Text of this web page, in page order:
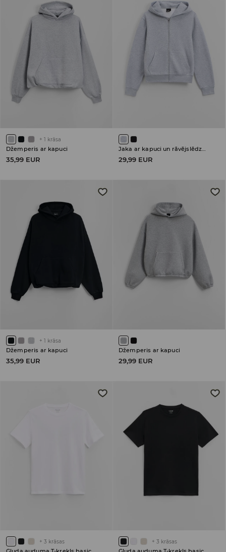
+ 1 krāsa
Džemperis ar kapuci
35,99 EUR
Jaka ar kapuci un rāvējslēdzēja aizdari
29,99 EUR
+ 1 krāsa
Džemperis ar kapuci
35,99 EUR
Džemperis ar kapuci
29,99 EUR
+ 3 krāsas + 3 krāsas